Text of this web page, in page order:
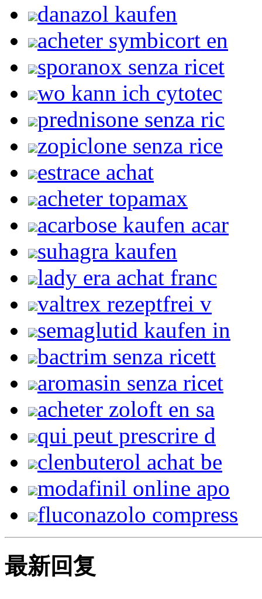
danazol kaufen
acheter symbicort en
sporanox senza ricet
wo kann ich cytotec
prednisone senza ric
zopiclone senza rice
estrace achat
acheter topamax
acarbose kaufen acar
suhagra kaufen
lady era achat franc
valtrex rezeptfrei v
semaglutid kaufen in
bactrim senza ricett
aromasin senza ricet
acheter zoloft en sa
qui peut prescrire d
clenbuterol achat be
modafinil online apo
fluconazolo compress
最新回复